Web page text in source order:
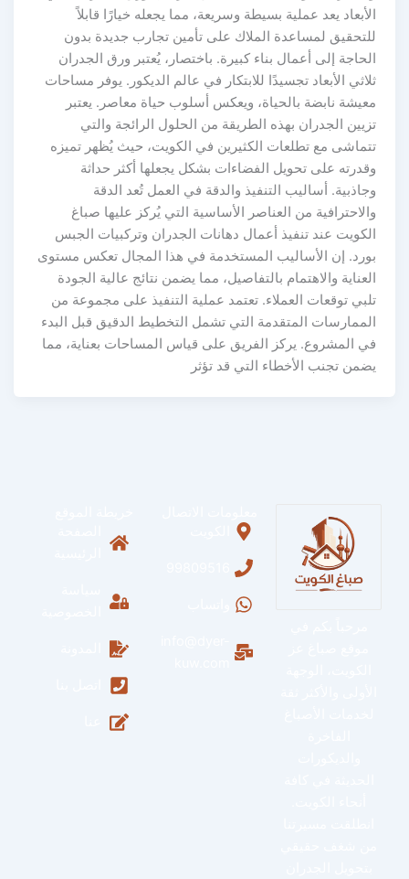
الأبعاد يعد عملية بسيطة وسريعة، مما يجعله خيارًا قابلاً
للتحقيق لمساعدة الملاك على تأمين تجارب جديدة بدون
الحاجة إلى أعمال بناء كبيرة. باختصار، يُعتبر ورق الجدران
ثلاثي الأبعاد تجسيدًا للابتكار في عالم الديكور. يوفر مساحات
معيشة نابضة بالحياة، ويعكس أسلوب حياة معاصر. يعتبر
تزيين الجدران بهذه الطريقة من الحلول الرائجة والتي
تتماشى مع تطلعات الكثيرين في الكويت، حيث يُظهر تميزه
وقدرته على تحويل الفضاءات بشكل يجعلها أكثر حداثة
وجاذبية. أساليب التنفيذ والدقة في العمل تُعد الدقة
والاحترافية من العناصر الأساسية التي يُركز عليها صباغ
الكويت عند تنفيذ أعمال دهانات الجدران وتركبيات الجبس
بورد. إن الأساليب المستخدمة في هذا المجال تعكس مستوى
العناية والاهتمام بالتفاصيل، مما يضمن نتائج عالية الجودة
تلبي توقعات العملاء. تعتمد عملية التنفيذ على مجموعة من
الممارسات المتقدمة التي تشمل التخطيط الدقيق قبل البدء
في المشروع. يركز الفريق على قياس المساحات بعناية، مما
يضمن تجنب الأخطاء التي قد تؤثر